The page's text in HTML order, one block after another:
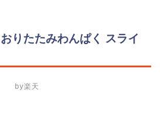
りたたみわんぱく スライ
by楽天